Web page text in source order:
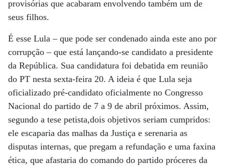
provisórias que acabaram envolvendo também um de
seus filhos.
É esse Lula – que pode ser condenado ainda este ano por
corrupção – que está lançando-se candidato a presidente
da República. Sua candidatura foi debatida em reunião
do PT nesta sexta-feira 20. A ideia é que Lula seja
oficializado pré-candidato oficialmente no Congresso
Nacional do partido de 7 a 9 de abril próximos. Assim,
segundo a tese petista,dois objetivos seriam cumpridos:
ele escaparia das malhas da Justiça e serenaria as
disputas internas, que pregam a refundação e uma faxina
ética, que afastaria do comando do partido próceres da